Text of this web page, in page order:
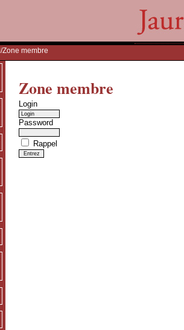
/Zone membre
Zone membre
Login
Password
Rappel